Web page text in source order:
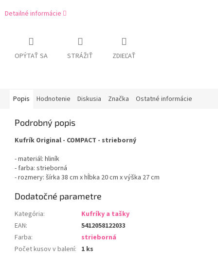
Detailné informácie
OPÝTAŤ SA STRÁŽIŤ ZDIEĽAŤ
Popis Hodnotenie Diskusia Značka Ostatné informácie
Podrobný popis
Kufrík Original - COMPACT - strieborný
- materiál: hliník
- farba: strieborná
- rozmery: šírka 38 cm x hĺbka 20 cm x výška 27 cm
Dodatočné parametre
Kategória:
Kufríky a tašky
EAN:
5412058122033
Farba:
strieborná
Počet kusov v balení: 1 ks